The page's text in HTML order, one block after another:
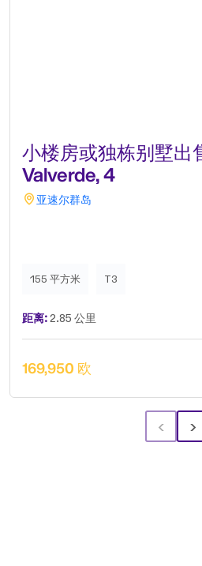
小楼房或独栋别墅出
Valverde, 4
亚速尔群岛
155 平方米 T3
距离:2.85 公里
169,950 欧
‹ ›